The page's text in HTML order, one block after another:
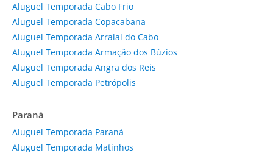
Aluguel Temporada Cabo Frio
Aluguel Temporada Copacabana
Aluguel Temporada Arraial do Cabo
Aluguel Temporada Armação dos Búzios
Aluguel Temporada Angra dos Reis
Aluguel Temporada Petrópolis
Paraná
Aluguel Temporada Paraná
Aluguel Temporada Matinhos